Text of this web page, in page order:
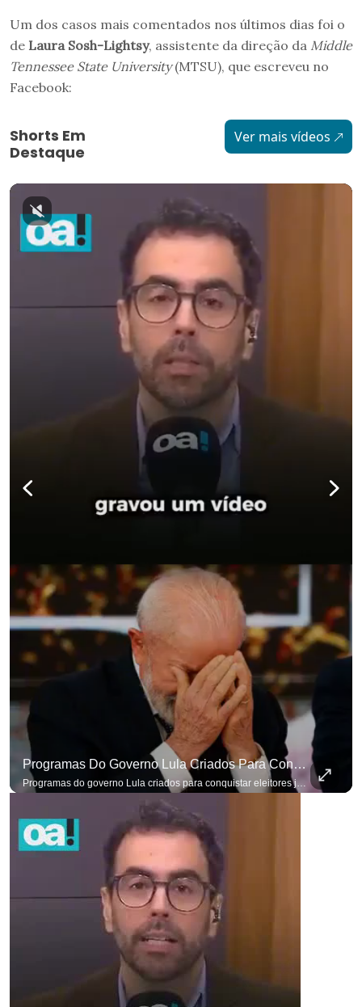
Um dos casos mais comentados nos últimos dias foi o
de Laura Sosh-Lightsy, assistente da direção da Middle
Tennessee State University(MTSU), que escreveu no
Facebook:
Shorts Em
Destaque
Ver mais vídeos
Programas Do Governo Lula Criados Para Conquistar Eleitores Já Não Têm Mais O Mesmo Efeito
Programas do governo Lula criados para conquistar eleitores já não têm o mesmo efeito de campanhas anteriores. #OAntagonista Se você busca informação com credibilidade, inscreva-se agora e ative o